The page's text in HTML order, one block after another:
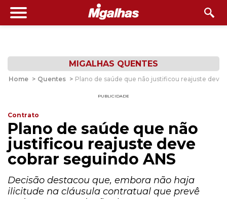
MIGALHAS QUENTES
Home > Quentes > Plano de saúde que não justificou reajuste deve
PUBLICIDADE
Contrato
Plano de saúde que não
justificou reajuste deve
cobrar seguindo ANS
Decisão destacou que, embora não haja
ilicitude na cláusula contratual que prevê